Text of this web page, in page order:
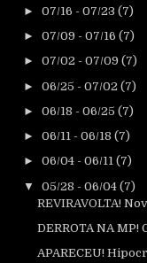
► 07/16 - 07/23 (7)
► 07/09 - 07/16 (7)
► 07/02 - 07/09 (7)
► 06/25 - 07/02 (7)
► 06/18 - 06/25 (7)
► 06/11 - 06/18 (7)
► 06/04 - 06/11 (7)
▼ 05/28 - 06/04 (7)
REVIRAVOLTA!
DERROTA NA
APARECEU!